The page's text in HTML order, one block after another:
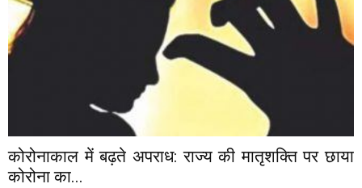
कोरोनाकाल में बढ़ते अपराध: राज्य की मातृशक्ति पर छाया
कोरोना का...